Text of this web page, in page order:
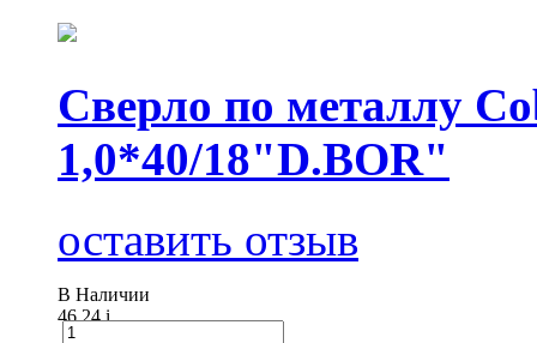
Сверло по металлу
1,0*40/18"D.BOR"
оставить отзыв
В Наличии
46.24i